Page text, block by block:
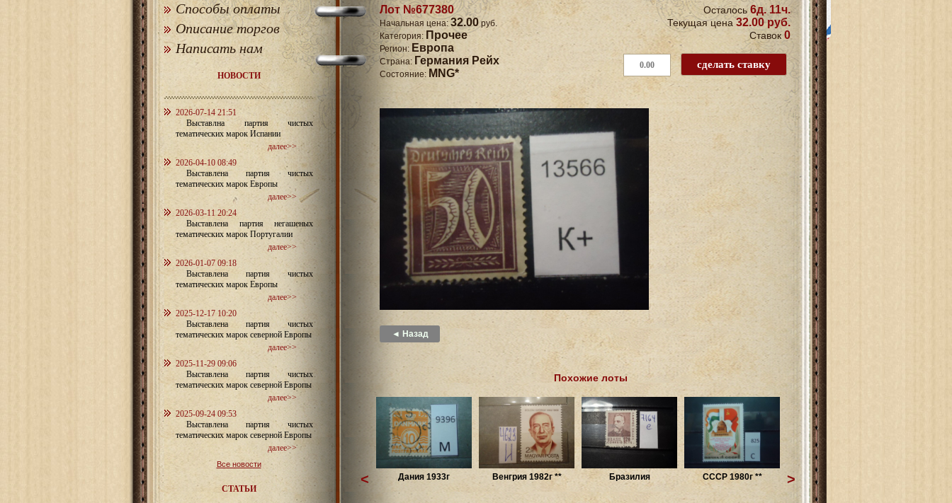
Способы оплаты
Описание торгов
Написать нам
НОВОСТИ
2026-07-14 21:51
Выставлна партия чистых
тематических марок Испании
далее>>
2026-04-10 08:49
Выставлена партия чистых
тематических марок Европы
далее>>
2026-03-11 20:24
Выставлена партия негашеных
тематических марок Португалии
далее>>
2026-01-07 09:18
Выставлена партия чистых
тематических марок Европы
далее>>
2025-12-17 10:20
Выставлена партия чистых
тематических марок северной Европы
далее>>
2025-11-29 09:06
Выставлена партия чистых
тематических марок северной Европы
далее>>
2025-09-24 09:53
Выставлена партия чистых
тематических марок северной Европы
далее>>
Все новости
СТАТЬИ
Лот №677380
Начальная цена: 32.00руб.
Категория: Прочее
Регион: Европа
Страна: Германия Рейх
Состояние: MNG*
Осталось6д. 11ч.
Текущая цена 32.00 руб.
Ставок 0
◄ Назад
Похожие лоты
Дания 1933г Венгрия 1982г ** Бразилия СССР 1980г **
< >